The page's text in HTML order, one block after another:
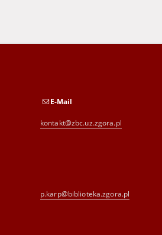
E-Mail
kontakt@zbc.uz.zgora.pl
p.karp@biblioteka.zgora.pl